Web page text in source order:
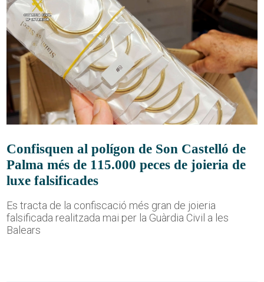
Confisquen al polígon de Son Castelló de
Palma més de 115.000 peces de joieria de
luxe falsificades
Es tracta de la confiscació més gran de joieria
falsificada realitzada mai per la Guàrdia Civil a les
Balears